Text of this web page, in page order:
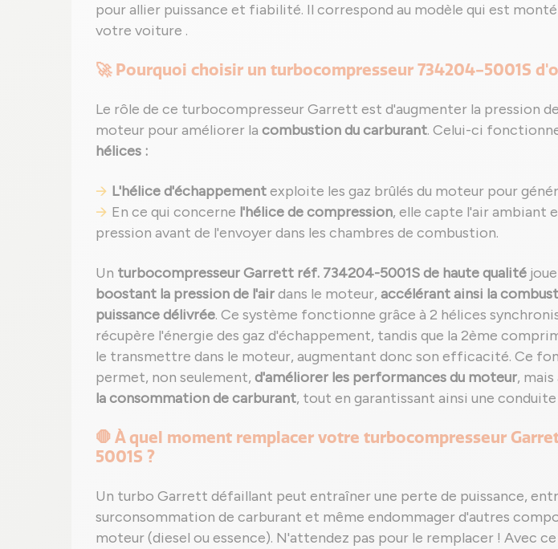
pour allier puissance et fiabilité. Il correspond au modèle qui est
votre voiture .
🚀 Pourquoi choisir un turbocompresseur 734204-5001S
Le rôle de ce turbocompresseur Garrett est d'augmenter la pression
moteur pour améliorer la combustion du carburant. Celui-ci
hélices :
L'hélice d'échappementexploite les gaz brûlés du moteur pour
En ce qui concerne l'hélice de compression, elle capte l'air ambiant
pression avant de l'envoyer dans les chambres de combustion.
Un turbocompresseur Garrett réf. 734204-5001S de haute qualité
boostant la pression de l'airdans le moteur, accélérant ainsi la
puissance délivrée. Ce système fonctionne grâce à 2 hélices
récupère l'énergie des gaz d'échappement, tandis que la 2ème
le transmettre dans le moteur, augmentant donc son efficacité. Ce
permet, non seulement, d'améliorer les performances du moteur, mais
la consommation de carburant, tout en garantissant ainsi une conduite
🛑 À quel moment remplacer votre turbocompresseur
5001S ?
Un turbo Garrett défaillant peut entraîner une perte de puissance,
surconsommation de carburant et même endommager d'autres
moteur (diesel ou essence). N'attendez pas pour le remplacer ! Avec ce